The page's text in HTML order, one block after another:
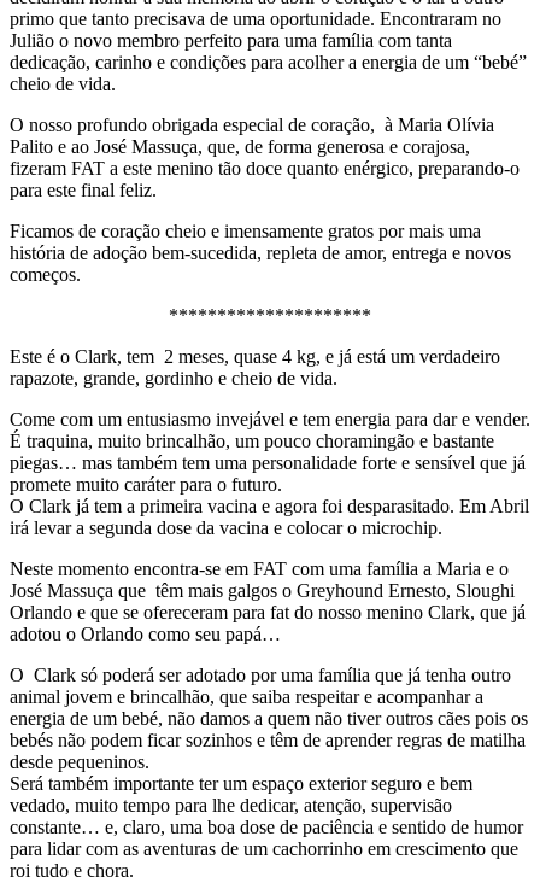
primo que tanto precisava de uma oportunidade. Encontraram no
Julião o novo membro perfeito para uma família com tanta
dedicação, carinho e condições para acolher a energia de um “bebé”
cheio de vida.
O nosso profundo obrigada especial de coração, à Maria Olívia
Palito e ao José Massuça, que, de forma generosa e corajosa,
fizeram FAT a este menino tão doce quanto enérgico, preparando-o
para este final feliz.
Ficamos de coração cheio e imensamente gratos por mais uma
história de adoção bem-sucedida, repleta de amor, entrega e novos
começos.
*********************
Este é o Clark, tem 2 meses, quase 4 kg, e já está um verdadeiro
rapazote, grande, gordinho e cheio de vida.
Come com um entusiasmo invejável e tem energia para dar e vender.
É traquina, muito brincalhão, um pouco choramingão e bastante
piegas… mas também tem uma personalidade forte e sensível que já
promete muito caráter para o futuro.
O Clark já tem a primeira vacina e agora foi desparasitado. Em Abril
irá levar a segunda dose da vacina e colocar o microchip.
Neste momento encontra-se em FAT com uma família a Maria e o
José Massuça que têm mais galgos o Greyhound Ernesto, Sloughi
Orlando e que se ofereceram para fat do nosso menino Clark, que já
adotou o Orlando como seu papá…
O Clark só poderá ser adotado por uma família que já tenha outro
animal jovem e brincalhão, que saiba respeitar e acompanhar a
energia de um bebé, não damos a quem não tiver outros cães pois os
bebés não podem ficar sozinhos e têm de aprender regras de matilha
desde pequeninos.
Será também importante ter um espaço exterior seguro e bem
vedado, muito tempo para lhe dedicar, atenção, supervisão
constante… e, claro, uma boa dose de paciência e sentido de humor
para lidar com as aventuras de um cachorrinho em crescimento que
roi tudo e chora.